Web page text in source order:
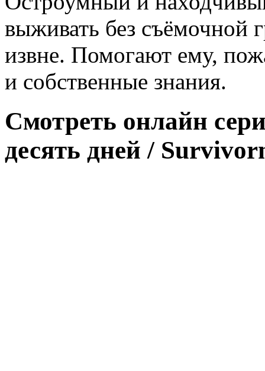
выживать без
извне. Помогают ему,
и собственные знания.
Смотреть онлайн
десять дней /